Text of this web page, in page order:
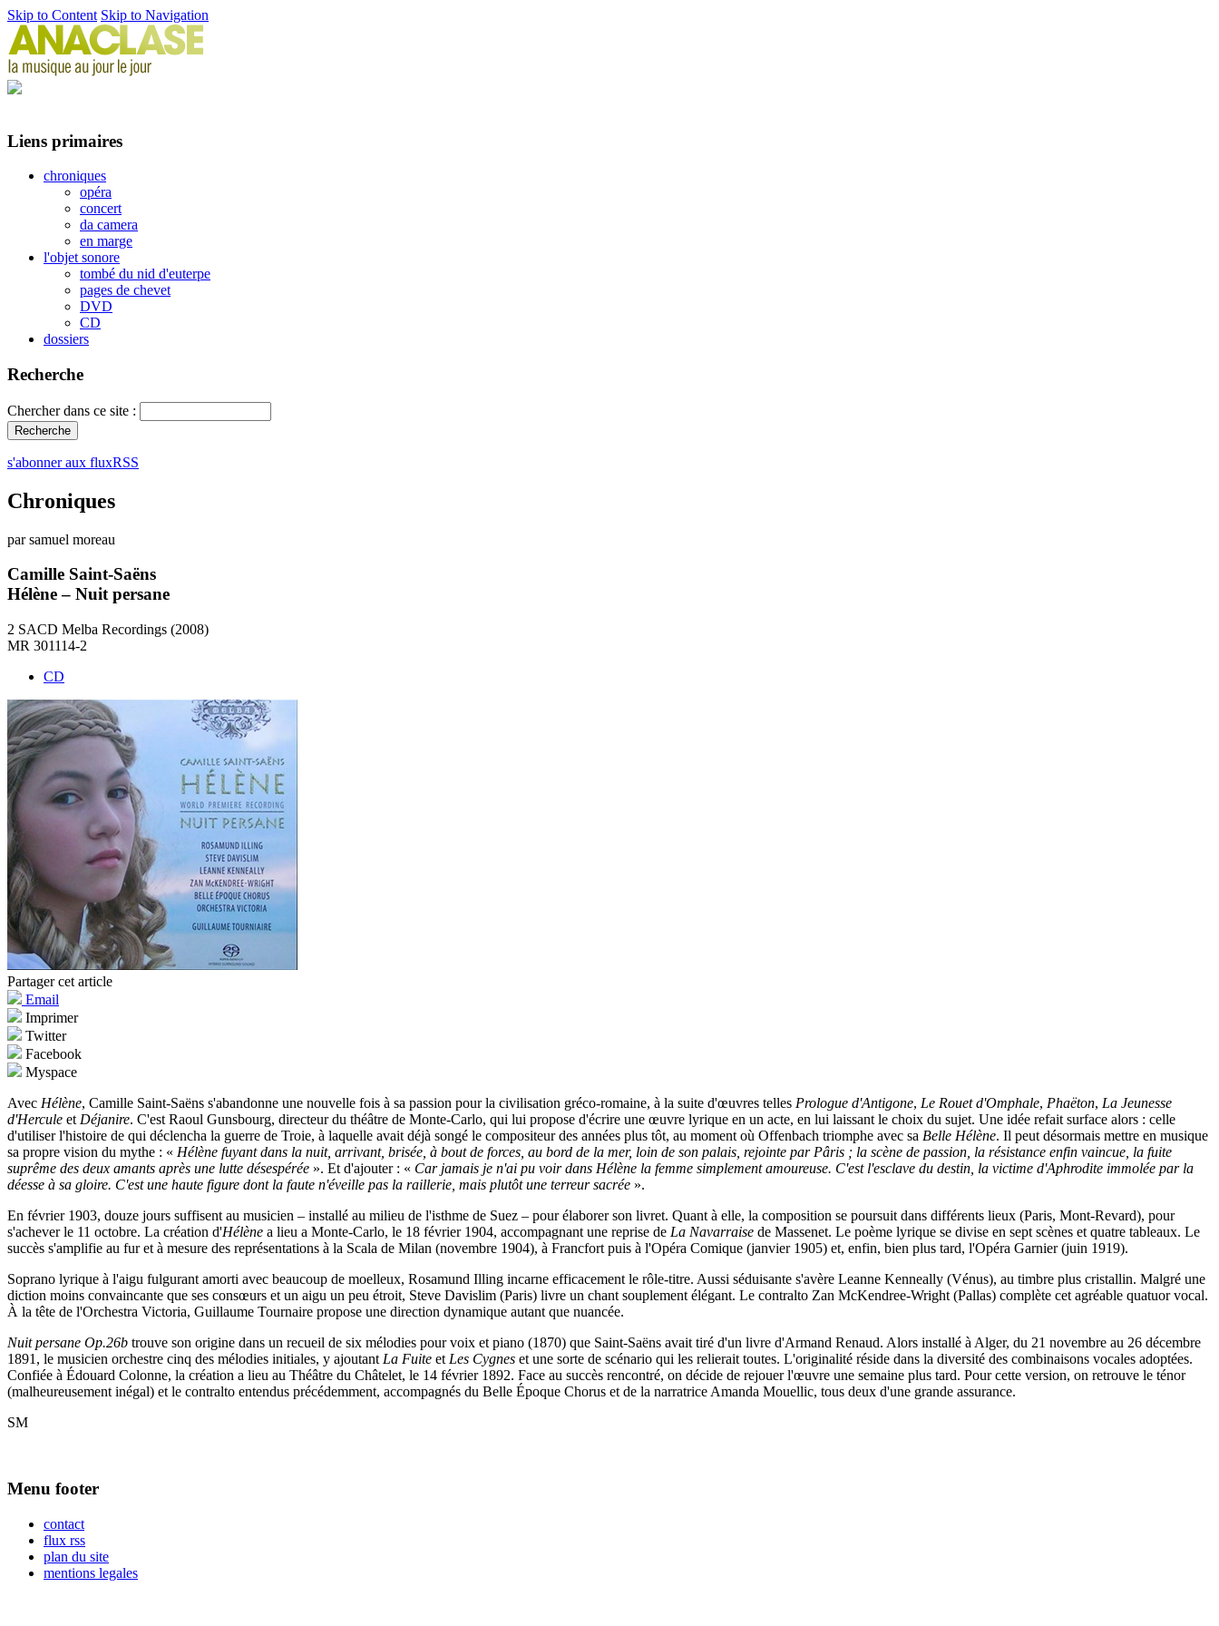
Skip to Content Skip to Navigation
Liens primaires
chroniques
opéra
concert
da camera
en marge
l'objet sonore
tombé du nid d'euterpe
pages de chevet
DVD
CD
dossiers
Recherche
Chercher dans ce site :
s'abonner aux fluxRSS
Chroniques
par samuel moreau
Camille Saint-Saëns
Hélène – Nuit persane
2 SACD Melba Recordings (2008)
MR 301114-2
CD
Partager cet article
Email
Imprimer
Twitter
Facebook
Myspace
Avec Hélène, Camille Saint-Saëns s'abandonne une nouvelle fois à sa passion pour la civilisation gréco-romaine, à la suite d'œuvres telles Prologue d'Antigone, Le Rouet d'Omphale, Phaëton, La Jeunesse
d'Hercule et Déjanire. C'est Raoul Gunsbourg, directeur du théâtre de Monte-Carlo, qui lui propose d'écrire une œuvre lyrique en un acte, en lui laissant le choix du sujet. Une idée refait surface alors : celle
d'utiliser l'histoire de qui déclencha la guerre de Troie, à laquelle avait déjà songé le compositeur des années plus tôt, au moment où Offenbach triomphe avec sa Belle Hélène. Il peut désormais mettre en musique
sa propre vision du mythe : « Hélène fuyant dans la nuit, arrivant, brisée, à bout de forces, au bord de la mer, loin de son palais, rejointe par Pâris ; la scène de passion, la résistance enfin vaincue, la fuite
suprême des deux amants après une lutte désespérée ». Et d'ajouter : « Car jamais je n'ai pu voir dans Hélène la femme simplement amoureuse. C'est l'esclave du destin, la victime d'Aphrodite immolée par la
déesse à sa gloire. C'est une haute figure dont la faute n'éveille pas la raillerie, mais plutôt une terreur sacrée ».
En février 1903, douze jours suffisent au musicien – installé au milieu de l'isthme de Suez – pour élaborer son livret. Quant à elle, la composition se poursuit dans différents lieux (Paris, Mont-Revard), pour
s'achever le 11 octobre. La création d'Hélène a lieu a Monte-Carlo, le 18 février 1904, accompagnant une reprise de La Navarraise de Massenet. Le poème lyrique se divise en sept scènes et quatre tableaux. Le
succès s'amplifie au fur et à mesure des représentations à la Scala de Milan (novembre 1904), à Francfort puis à l'Opéra Comique (janvier 1905) et, enfin, bien plus tard, l'Opéra Garnier (juin 1919).
Soprano lyrique à l'aigu fulgurant amorti avec beaucoup de moelleux, Rosamund Illing incarne efficacement le rôle-titre. Aussi séduisante s'avère Leanne Kenneally (Vénus), au timbre plus cristallin. Malgré une
diction moins convaincante que ses consœurs et un aigu un peu étroit, Steve Davislim (Paris) livre un chant souplement élégant. Le contralto Zan McKendree-Wright (Pallas) complète cet agréable quatuor vocal.
À la tête de l'Orchestra Victoria, Guillaume Tournaire propose une direction dynamique autant que nuancée.
Nuit persane Op.26b trouve son origine dans un recueil de six mélodies pour voix et piano (1870) que Saint-Saëns avait tiré d'un livre d'Armand Renaud. Alors installé à Alger, du 21 novembre au 26 décembre
1891, le musicien orchestre cinq des mélodies initiales, y ajoutant La Fuite et Les Cygnes et une sorte de scénario qui les relierait toutes. L'originalité réside dans la diversité des combinaisons vocales adoptées.
Confiée à Édouard Colonne, la création a lieu au Théâtre du Châtelet, le 14 février 1892. Face au succès rencontré, on décide de rejouer l'œuvre une semaine plus tard. Pour cette version, on retrouve le ténor
(malheureusement inégal) et le contralto entendus précédemment, accompagnés du Belle Époque Chorus et de la narratrice Amanda Mouellic, tous deux d'une grande assurance.
SM
Menu footer
contact
flux rss
plan du site
mentions legales